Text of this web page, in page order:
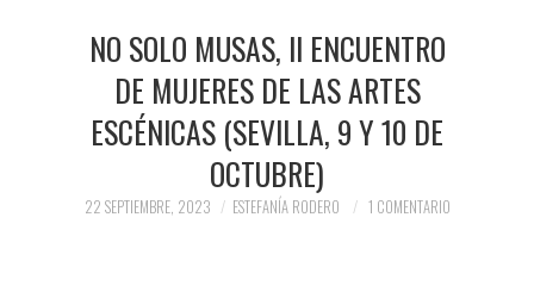
NO SOLO MUSAS, II ENCUENTRO
DE MUJERES DE LAS ARTES
ESCÉNICAS (SEVILLA, 9 Y 10 DE
OCTUBRE)
22 SEPTIEMBRE, 2023 ESTEFANÍA RODERO 1 COMENTARIO